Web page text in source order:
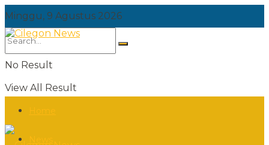
Minggu, 9 Agustus 2026
No Result
View All Result